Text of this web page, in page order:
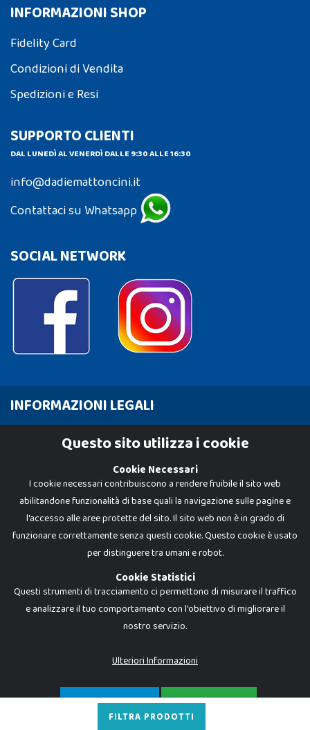
FILTRA PRODOTTI
INFORMAZIONI SHOP
Fidelity Card
Condizioni di Vendita
Spedizioni e Resi
SUPPORTO CLIENTI
DAL LUNEDÌ AL VENERDÌ DALLE 9:30 ALLE 16:30
info@dadiemattoncini.it
Contattaci su Whatsapp
SOCIAL NETWORK
INFORMAZIONI LEGALI
Cookie Policy
Dadi e Mattoncini è un brand di Giocabene Srl. Ogni riproduzione o utilizzo non
I prezzi e le promozioni pubblicate potrebbero differire da quanto esposto in
P.IVA 02608090425 - REA AN201199 - C.S. 10.000 i.v.
Questo sito utilizza i cookie
Cookie Necessari
I cookie necessari contribuiscono a rendere fruibile il sito web
abilitandone funzionalità di base quali la navigazione sulle pagine e
l'accesso alle aree protette del sito. Il sito web non è in grado di
funzionare correttamente senza questi cookie. Questo cookie è usato
per distinguere tra umani e robot.
Cookie Statistici
Questi strumenti di tracciamento ci permettono di misurare il traffico
e analizzare il tuo comportamento con l'obiettivo di migliorare il
nostro servizio.
Ulteriori Informazioni
SOLO NECESSARI ACCETTA TUTTO